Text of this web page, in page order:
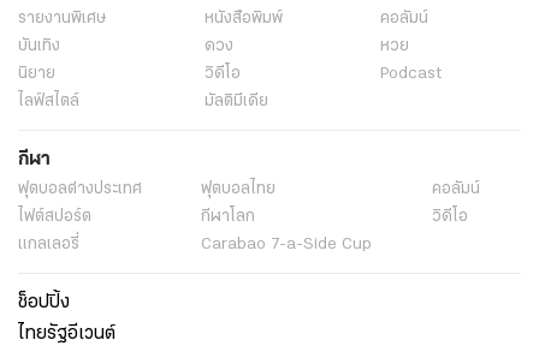
รายงานพิเศษ หนังสือพิมพ์
คอลัมน์
บันเทิง
ดวง
หวย
นิยาย
วิดีโอ
Podcast
ไลฟ์สไตล์
มัลติมีเดีย
กีฬา
ฟุตบอลต่่างประเทศ ฟุตบอลไทย
คอลัมน์
ไฟต์สปอร์ต
กีฬาโลก
วิดีโอ
แกลเลอรี่
Carabao 7-a-Side Cup
ช็อปปิ้ง
ไทยรัฐอีเวนต์